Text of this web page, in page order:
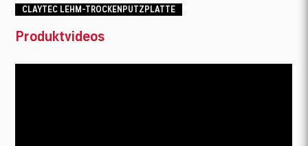
CLAYTEC LEHM-TROCKENPUTZPLATTE
Produktvideos